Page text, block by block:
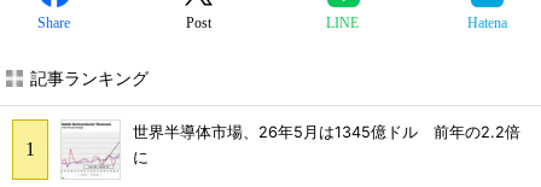
Share Post LINE Hatena
記事ランキング
世界半導体市場、26年5月は1345億ドル 前年の2.2倍
に